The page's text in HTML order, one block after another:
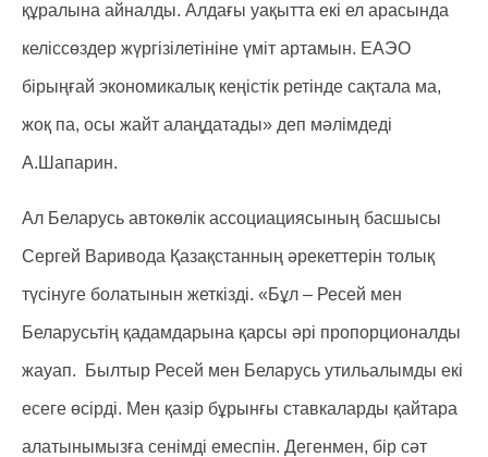
құралына айналды. Алдағы уақытта екі ел арасында
келіссөздер жүргізілетініне үміт артамын. ЕАЭО
бірыңғай экономикалық кеңістік ретінде сақтала ма,
жоқ па, осы жайт алаңдатады» деп мәлімдеді
А.Шапарин.
Ал Беларусь автокөлік ассоциациясының басшысы
Сергей Варивода Қазақстанның әрекеттерін толық
түсінуге болатынын жеткізді. «Бұл – Ресей мен
Беларусьтің қадамдарына қарсы әрі пропорционалды
жауап. Былтыр Ресей мен Беларусь утильалымды екі
есеге өсірді. Мен қазір бұрынғы ставкаларды қайтара
алатынымызға сенімді емеспін. Дегенмен, бір сәт